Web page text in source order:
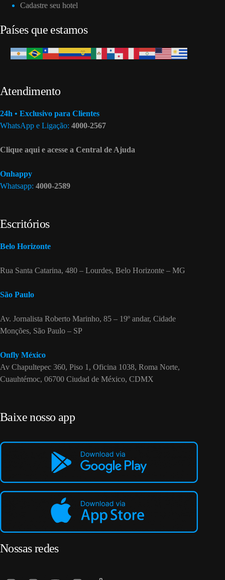
Cadastre seu hotel
Países que estamos
Atendimento
24h • Exclusivo para Clientes
WhatsApp e Ligação: 4000-2567
Clique aqui e acesse a Central de Ajuda
Onhappy
Whatsapp: 4000-2589
Escritórios
Belo Horizonte
Rua Santa Catarina, 480 – Lourdes, Belo Horizonte – MG
São Paulo
Av. Jornalista Roberto Marinho, 85 – 19º andar, Cidade
Monções, São Paulo – SP
Onfly México
Av Chapultepec 360, Piso 1, Oficina 1038, Roma Norte,
Cuauhtémoc, 06700 Ciudad de México, CDMX
Baixe nosso app
Nossas redes